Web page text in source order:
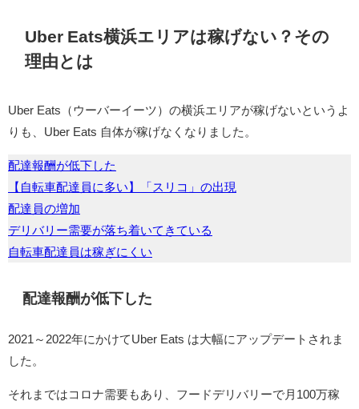
Uber Eats横浜エリアは稼げない？その
理由とは
Uber Eats（ウーバーイーツ）の横浜エリアが稼げないというよ
りも、Uber Eats 自体が稼げなくなりました。
配達報酬が低下した
【自転車配達員に多い】「スリコ」の出現
配達員の増加
デリバリー需要が落ち着いてきている
自転車配達員は稼ぎにくい
配達報酬が低下した
2021～2022年にかけてUber Eats は大幅にアップデートされま
した。
それまではコロナ需要もあり、フードデリバリーで月100万稼